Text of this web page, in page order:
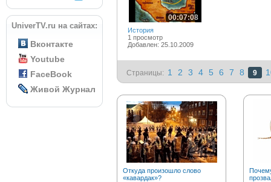
UniverTV.ru на сайтах:
Вконтакте
Youtube
FaceBook
Живой Журнал
00:07:08
История
1 просмотр
Добавлен: 25.10.2009
Страницы: 1 2 3 4 5 6 7 8 9
Откуда произошло слово
«кавардак»?